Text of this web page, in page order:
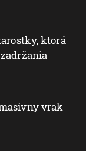
ktorá
vrak